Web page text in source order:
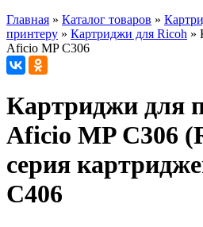
Главная » Каталог товаров »
принтеру » Картриджи для Ricoh »
Aficio MP C306
Картриджи для
Aficio MP C306
серия
C406